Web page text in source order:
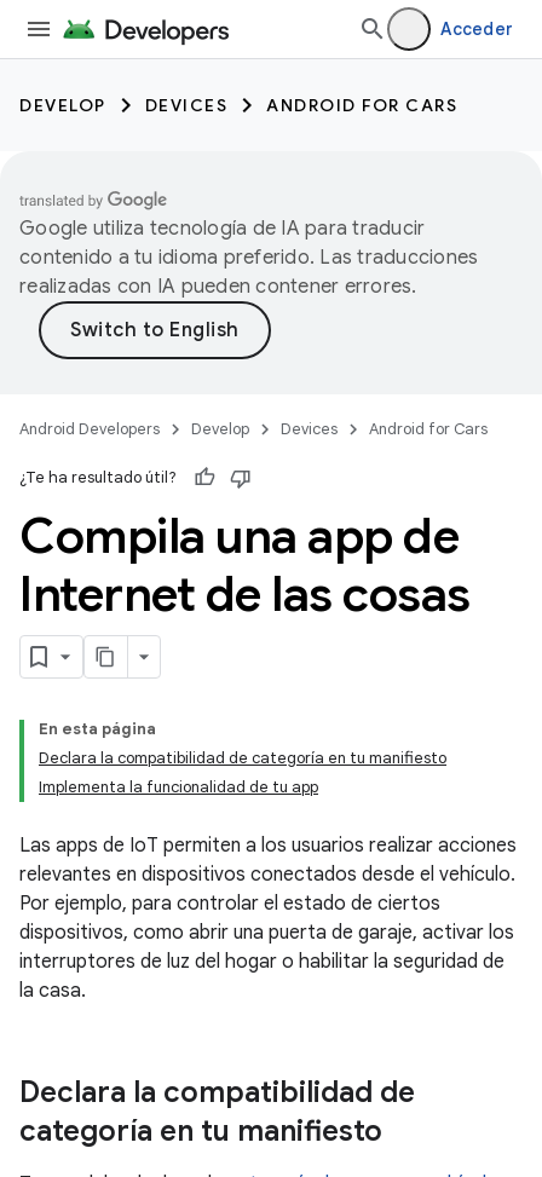
Acceder
DEVELOP DEVICES ANDROID FOR CARS
Google utiliza tecnología de IA para traducir
contenido a tu idioma preferido. Las traducciones
realizadas con IA pueden contener errores.
Android Developers Develop Devices Android for Cars
¿Te ha resultado útil?
Compila una app de
Internet de las cosas
En esta página
Declara la compatibilidad de categoría en tu manifiesto
Implementa la funcionalidad de tu app
Las apps de IoT permiten a los usuarios realizar acciones
relevantes en dispositivos conectados desde el vehículo.
Por ejemplo, para controlar el estado de ciertos
dispositivos, como abrir una puerta de garaje, activar los
interruptores de luz del hogar o habilitar la seguridad de
la casa.
Declara la compatibilidad de
categoría en tu manifiesto